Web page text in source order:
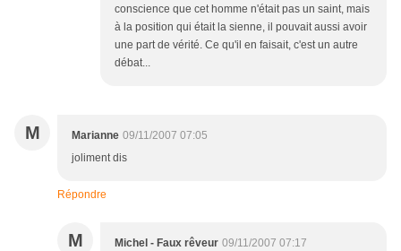
conscience que cet homme n'était pas un saint, mais
à la position qui était la sienne, il pouvait aussi avoir
une part de vérité. Ce qu'il en faisait, c'est un autre
débat...
M Marianne 09/11/2007 07:05
joliment dis
Répondre
M Michel - Faux rêveur 09/11/2007 07:17